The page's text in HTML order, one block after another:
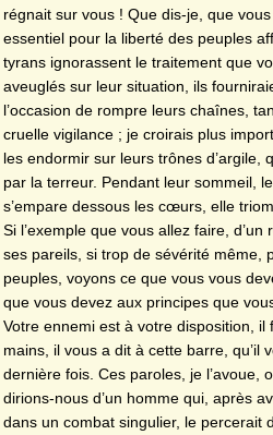
régnait sur vous ! Que dis-je, que
essentiel pour la liberté des peuples
tyrans ignorassent le traitement que
aveuglés sur leur situation, ils
l’occasion de rompre leurs chaînes,
cruelle vigilance ; je croirais plus
les endormir sur leurs trônes d’argile,
par la terreur. Pendant leur sommeil,
s’empare dessous les cœurs, elle
Si l’exemple que vous allez faire,
ses pareils, si trop de sévérité même,
peuples, voyons ce que vous vous
que vous devez aux principes que
Votre ennemi est à votre disposition, il
mains, il vous a dit à cette barre, qu’il
dernière fois. Ces paroles, je l’avoue,
dirions-nous d’un homme qui, après
dans un combat singulier, le percerait